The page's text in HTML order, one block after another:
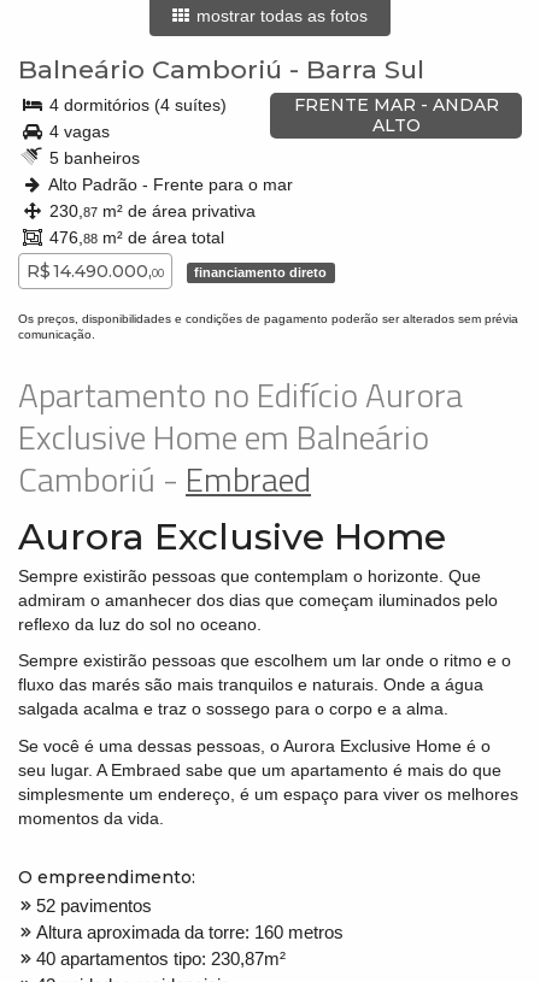
mostrar todas as fotos
Balneário Camboriú - Barra Sul
FRENTE MAR - ANDAR
ALTO
4 dormitórios (4 suítes)
4 vagas
5 banheiros
Alto Padrão - Frente para o mar
230, 87 m² de área privativa
476, 88 m² de área total
R$ 14.490.000,00 financiamento direto
Os preços, disponibilidades e condições de pagamento poderão ser alterados sem prévia
comunicação.
Apartamento no Edifício Aurora
Exclusive Home em Balneário
Camboriú - Embraed
Aurora Exclusive Home
Sempre existirão pessoas que contemplam o horizonte. Que
admiram o amanhecer dos dias que começam iluminados pelo
reflexo da luz do sol no oceano.
Sempre existirão pessoas que escolhem um lar onde o ritmo e o
fluxo das marés são mais tranquilos e naturais. Onde a água
salgada acalma e traz o sossego para o corpo e a alma.
Se você é uma dessas pessoas, o Aurora Exclusive Home é o
seu lugar. A Embraed sabe que um apartamento é mais do que
simplesmente um endereço, é um espaço para viver os melhores
momentos da vida.
O empreendimento:
52 pavimentos
Altura aproximada da torre: 160 metros
40 apartamentos tipo: 230,87m²